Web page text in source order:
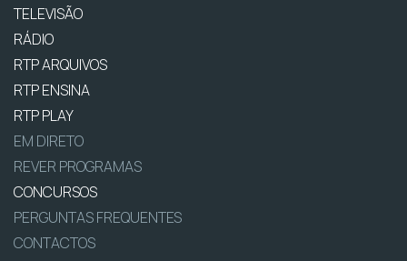
TELEVISÃO
RÁDIO
RTP ARQUIVOS
RTP ENSINA
RTP PLAY
EM DIRETO
REVER PROGRAMAS
CONCURSOS
PERGUNTAS FREQUENTES
CONTACTOS